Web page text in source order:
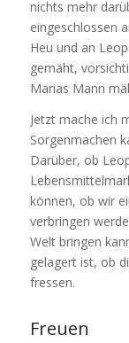
nichts mehr
eingeschlossen
Heu und an
gemäht,
Marias Mann
Jetzt mache ich
Sorgenmachen
Darüber, ob
können, ob wir
verbringen
Welt bringen
gelagert ist, ob
fressen.
Freuen